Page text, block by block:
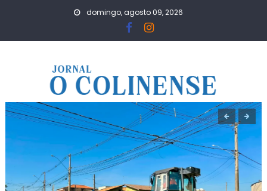
domingo, agosto 09, 2026